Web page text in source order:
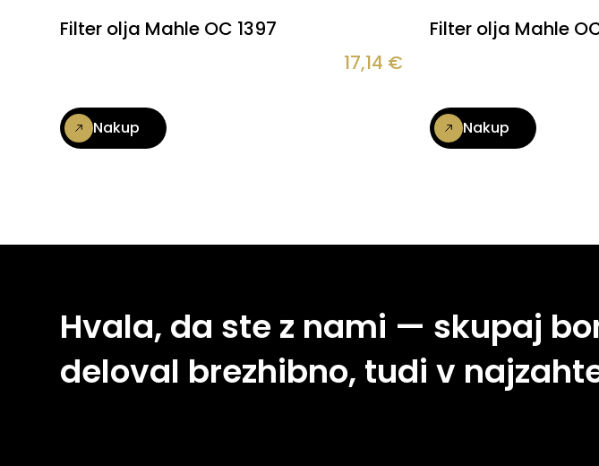
Filter olja Mahle OC 1397
17,14 €
Nakup
Filter olja Mahle
Nakup
Hvala, da ste z nami — skupaj
deloval brezhibno, tudi v